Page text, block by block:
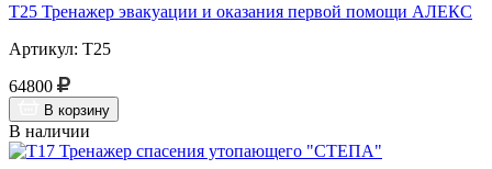
Т25 Тренажер эвакуации и оказания первой помощи АЛЕКС
Артикул: Т25
64800
В корзину
В наличии